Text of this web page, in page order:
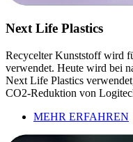
Next Life Plastics
Recycelter Kunststoff wird
verwendet. Heute wird bei
Next Life Plastics
CO2-Reduktion von
MEHR ERFAHREN